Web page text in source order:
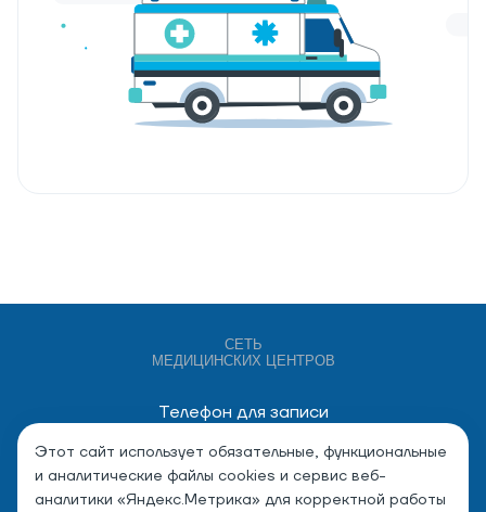
СЕТЬ
МЕДИЦИНСКИХ ЦЕНТРОВ
Телефон для записи
+7 (4932) 528-000
Этот сайт использует обязательные, функциональные
и аналитические файлы cookies и сервис веб-
аналитики «Яндекс.Метрика» для корректной работы